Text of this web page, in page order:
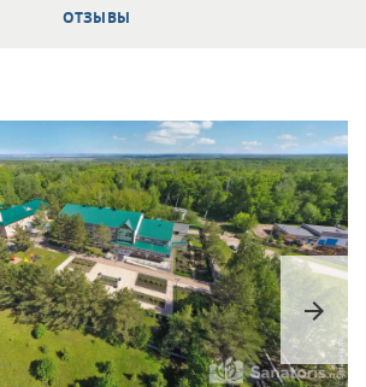
ОТЗЫВЫ
arrow_forward